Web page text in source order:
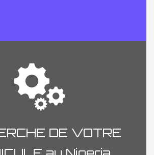
DE VOTRE